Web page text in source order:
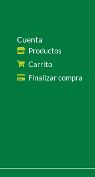
Cuenta
Productos
Carrito
Finalizar compra